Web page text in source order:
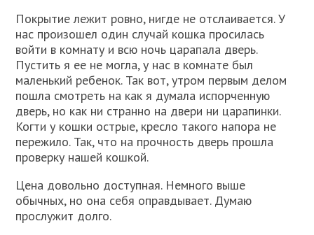
Покрытие лежит ровно, нигде не отслаивается. У
нас произошел один случай кошка просилась
войти в комнату и всю ночь царапала дверь.
Пустить я ее не могла, у нас в комнате был
маленький ребенок. Так вот, утром первым делом
пошла смотреть на как я думала испорченную
дверь, но как ни странно на двери ни царапинки.
Когти у кошки острые, кресло такого напора не
пережило. Так, что на прочность дверь прошла
проверку нашей кошкой.
Цена довольно доступная. Немного выше
обычных, но она себя оправдывает. Думаю
прослужит долго.